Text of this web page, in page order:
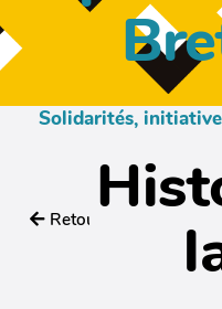
Solidarités,
Retour